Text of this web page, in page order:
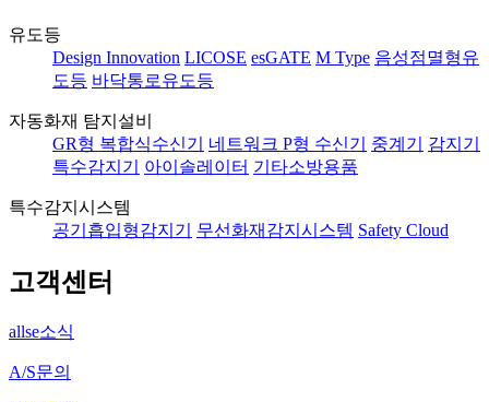
유도등
Design Innovation LICOSE esGATE M Type 음성점멸형유
도등 바닥통로유도등
자동화재 탐지설비
GR형 복합식수신기
네트워크 P형 수신기 중계기
감지기
특수감지기
아이솔레이터 기타소방용품
특수감지시스템
공기흡입형감지기
무선화재감지시스템 Safety Cloud
고객센터
allse소식
A/S문의